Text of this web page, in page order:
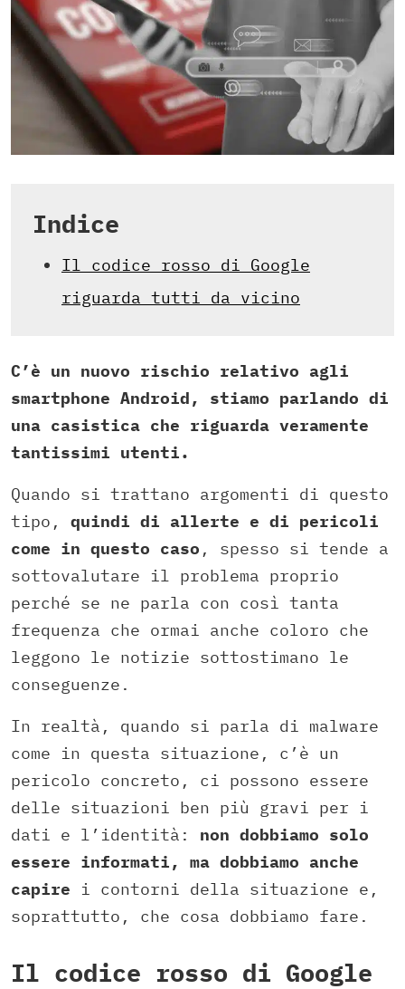
Indice
Il codice rosso di Google
riguarda tutti da vicino
C’è un nuovo rischio relativo agli
smartphone Android, stiamo parlando di
una casistica che riguarda veramente
tantissimi utenti.
Quando si trattano argomenti di questo
tipo, quindi di allerte e di pericoli
come in questo caso , spesso si tende a
sottovalutare il problema proprio
perché se ne parla con così tanta
frequenza che ormai anche coloro che
leggono le notizie sottostimano le
conseguenze.
In realtà, quando si parla di malware
come in questa situazione, c’è un
pericolo concreto, ci possono essere
delle situazioni ben più gravi per i
dati e l’identità: non dobbiamo solo
essere informati, ma dobbiamo anche
capire i contorni della situazione e,
soprattutto, che cosa dobbiamo fare.
Il codice rosso di Google